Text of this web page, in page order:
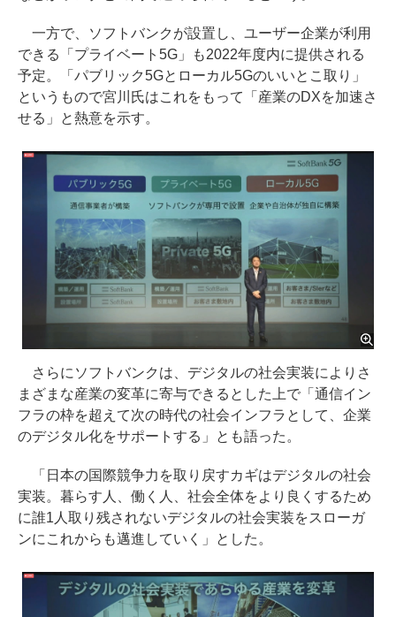
一方で、ソフトバンクが設置し、ユーザー企業が利用
できる「プライベート5G」も2022年度内に提供される
予定。「パブリック5Gとローカル5Gのいいとこ取り」
というもので宮川氏はこれをもって「産業のDXを加速さ
せる」と熱意を示す。
さらにソフトバンクは、デジタルの社会実装によりさ
まざまな産業の変革に寄与できるとした上で「通信イン
フラの枠を超えて次の時代の社会インフラとして、企業
のデジタル化をサポートする」とも語った。
「日本の国際競争力を取り戻すカギはデジタルの社会
実装。暮らす人、働く人、社会全体をより良くするため
に誰1人取り残されないデジタルの社会実装をスローガ
ンにこれからも邁進していく」とした。